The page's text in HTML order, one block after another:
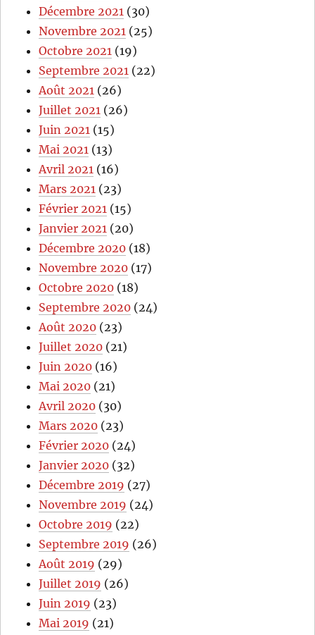
Décembre 2021 (30)
Novembre 2021 (25)
Octobre 2021 (19)
Septembre 2021 (22)
Août 2021 (26)
Juillet 2021 (26)
Juin 2021 (15)
Mai 2021 (13)
Avril 2021 (16)
Mars 2021 (23)
Février 2021 (15)
Janvier 2021 (20)
Décembre 2020 (18)
Novembre 2020 (17)
Octobre 2020 (18)
Septembre 2020 (24)
Août 2020 (23)
Juillet 2020 (21)
Juin 2020 (16)
Mai 2020 (21)
Avril 2020 (30)
Mars 2020 (23)
Février 2020 (24)
Janvier 2020 (32)
Décembre 2019 (27)
Novembre 2019 (24)
Octobre 2019 (22)
Septembre 2019 (26)
Août 2019 (29)
Juillet 2019 (26)
Juin 2019 (23)
Mai 2019 (21)